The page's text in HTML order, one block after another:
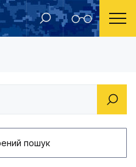
Рішення виконавчого комітету Новокаховської міської ради 2020 року Про надання
пошук